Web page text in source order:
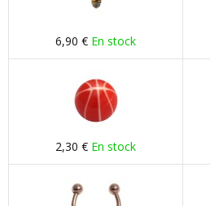
6,90 € En stock
2,30 € En stock